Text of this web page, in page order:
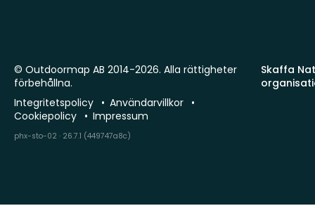
Skaffa
© Outdoormap AB 2014-2026. Alla rättigheter
förbehållna.
Integritetspolicy
Användarvillkor
Cookiepolicy
Impressum
phx-sto-02 · 26.7.1 (449747a8c)